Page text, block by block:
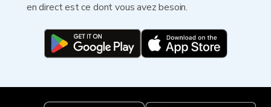
en direct est ce dont vous avez besoin.